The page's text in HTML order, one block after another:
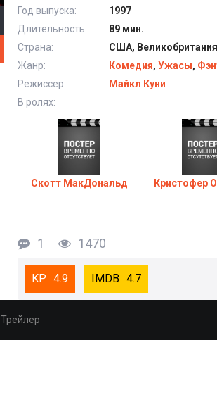
Год выпуска:
1997
Длительность:
89 мин.
Страна:
США, Великобритания
Жанр:
Комедия, Ужасы,
Режиссер:
Майкл Куни
В ролях:
Скотт МакДональд Кристофер
1 1470
4.9 4.7
Трейлер